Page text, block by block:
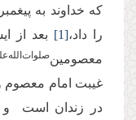
که خداوند به
را داد،[1] بعد از
معصومین‌
غیبت امام معصوم
در زندان است و